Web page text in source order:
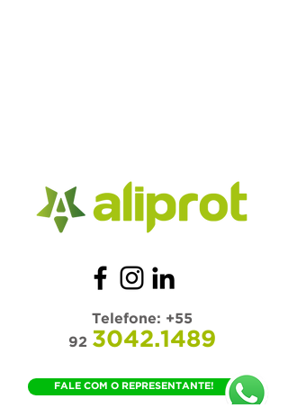
Telefone: +55
92 3042.1489
FALE COM O REPRESENTANTE!